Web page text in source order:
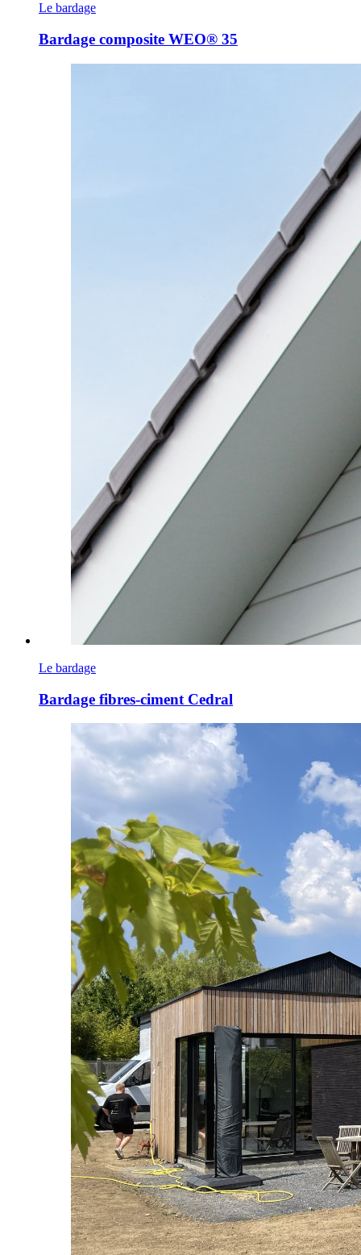
Le bardage
Bardage composite WEO® 35
Le bardage
Bardage fibres-ciment Cedral